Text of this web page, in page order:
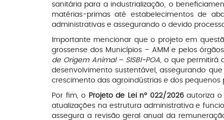
sanitária para a industrialização, o
matérias-primas até estabelecimentos de
administrativas e assegurando o devido
Importante mencionar que o projeto em
grossense dos Municípios – AMM e pelos
de Origem Animal – SISBI-POA , o que
desenvolvimento sustentável, assegurando
crescimento das agroindústrias e dos pequenos
Por fim, o Projeto de Lei nº 022/2026autoriza o
atualizações na estrutura administrativa e
assegura a revisão geral anual da